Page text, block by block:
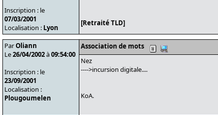
Inscription : le
07/03/2001
Localisation : Lyon
[Retraité TLD]
ParOliann
Le26/04/2002à09:54:00
Inscription : le
23/09/2001
Localisation :
Plougoumelen
Association de mots
Nez
---->incursion digitale....
KoA.